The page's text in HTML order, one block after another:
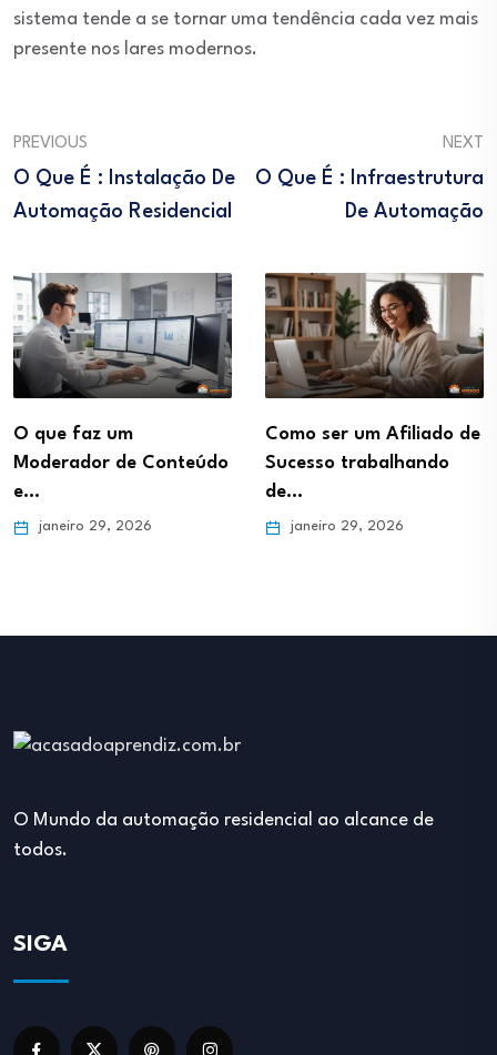
sistema tende a se tornar uma tendência cada vez mais
presente nos lares modernos.
PREVIOUS
O Que É : Instalação De
Automação Residencial
NEXT
O Que É : Infraestrutura
De Automação
O que faz um
Moderador de Conteúdo
e…
janeiro 29, 2026
Como ser um Afiliado de
Sucesso trabalhando
de…
janeiro 29, 2026
O Mundo da automação residencial ao alcance de
todos.
SIGA